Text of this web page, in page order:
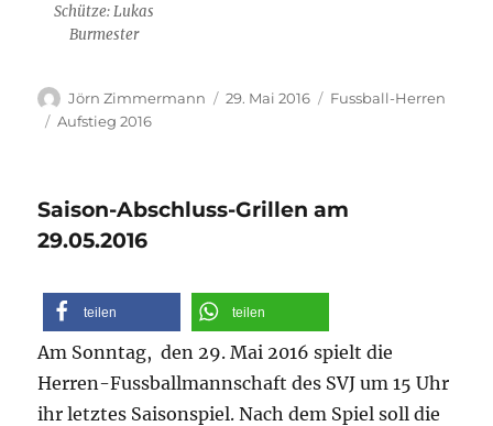
Schütze: Lukas
Burmester
Autor
Jörn Zimmermann
Veröffentlicht
29. Mai 2016 Kategorien
Fussball-Herren
Schlagwörter
Aufstieg 2016
Saison-Abschluss-Grillen am
29.05.2016
teilen teilen
Am Sonntag, den 29. Mai 2016 spielt die
Herren-Fussballmannschaft des SVJ um 15 Uhr
ihr letztes Saisonspiel. Nach dem Spiel soll die